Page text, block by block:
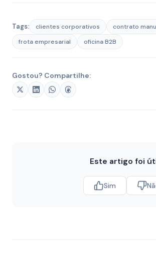
Tags: clientes corporativos
contrato
frota empresarial
oficina B2B
Gostou? Compartilhe:
Este artigo foi
Sim